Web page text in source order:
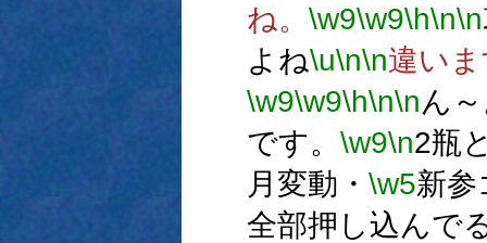
ね。 \w9\w9\h\n\n
よね\u\n\n違い
\w9\w9\h\n\nん
です。 \w9\n2瓶
月変動・ \w5新参
全部押し込んで